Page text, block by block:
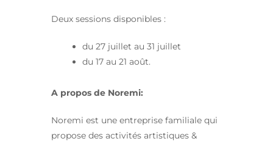
Deux sessions disponibles :
du 27 juillet au 31 juillet
du 17 au 21 août.
A propos de Noremi:
Noremi est une entreprise familiale qui
propose des activités artistiques &